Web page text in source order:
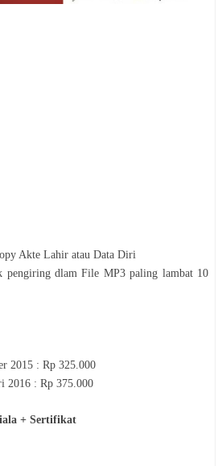
Akte Lahir atau Data Diri
pengiring dlam File MP3 paling lambat 10
2015 : Rp 325.000
2016 : Rp 375.000
+ Sertifikat